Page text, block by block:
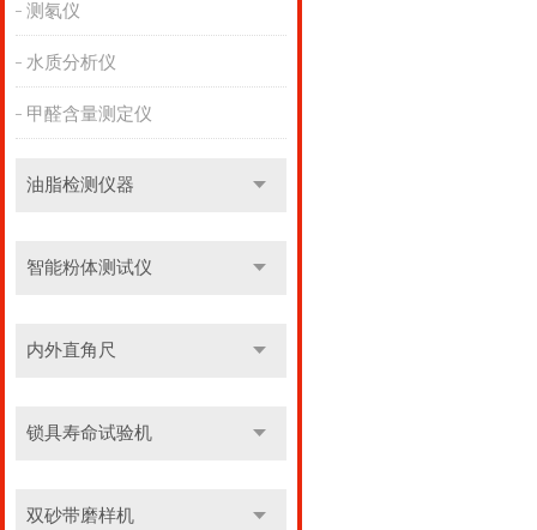
测氡仪
水质分析仪
甲醛含量测定仪
油脂检测仪器
智能粉体测试仪
内外直角尺
锁具寿命试验机
双砂带磨样机